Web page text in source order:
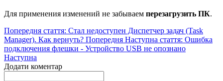
Для применения изменений не забываем перезагрузить ПК.
Попередня стаття: Стал недоступен Диспетчер задач (Task
Manager). Как вернуть? Попередня Наступна стаття: Ошибка
подключения флешки - Устройство USB не опознано
Наступна
Додати коментар